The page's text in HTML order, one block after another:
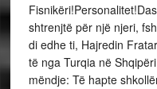
shtrenjtë për një njeri,
di edhe ti, Hajredin
të nga Turqia në
mëndje: Të hapte